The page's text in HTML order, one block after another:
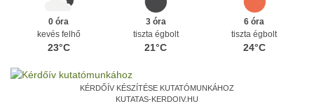
0 óra
kevés felhő
23°C
3 óra
tiszta égbolt
21°C
6 óra
tiszta égbolt
24°C
KÉRDŐÍV KÉSZÍTÉSE KUTATÓMUNKÁHOZ
KUTATAS-KERDOIV.HU